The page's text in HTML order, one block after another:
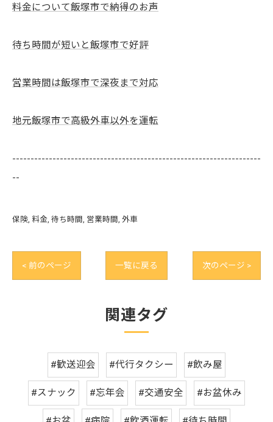
料金について飯塚市で納得のお声
待ち時間が短いと飯塚市で好評
営業時間は飯塚市で深夜まで対応
地元飯塚市で高級外車以外を運転
--------------------------------------------------------------------
--
保険 料金 待ち時間 営業時間 外車
< 前のページ 一覧に戻る 次のページ >
関連タグ
#歓送迎会 #代行タクシー #飲み屋
#スナック #忘年会 #交通安全 #お盆休み